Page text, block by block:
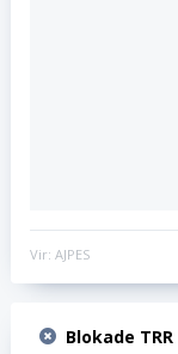
Vir: AJPES
Blokade TRR